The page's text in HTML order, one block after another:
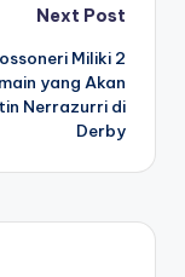
Next Post
Miliki 2
yang Akan
Nerrazurri di
Derby